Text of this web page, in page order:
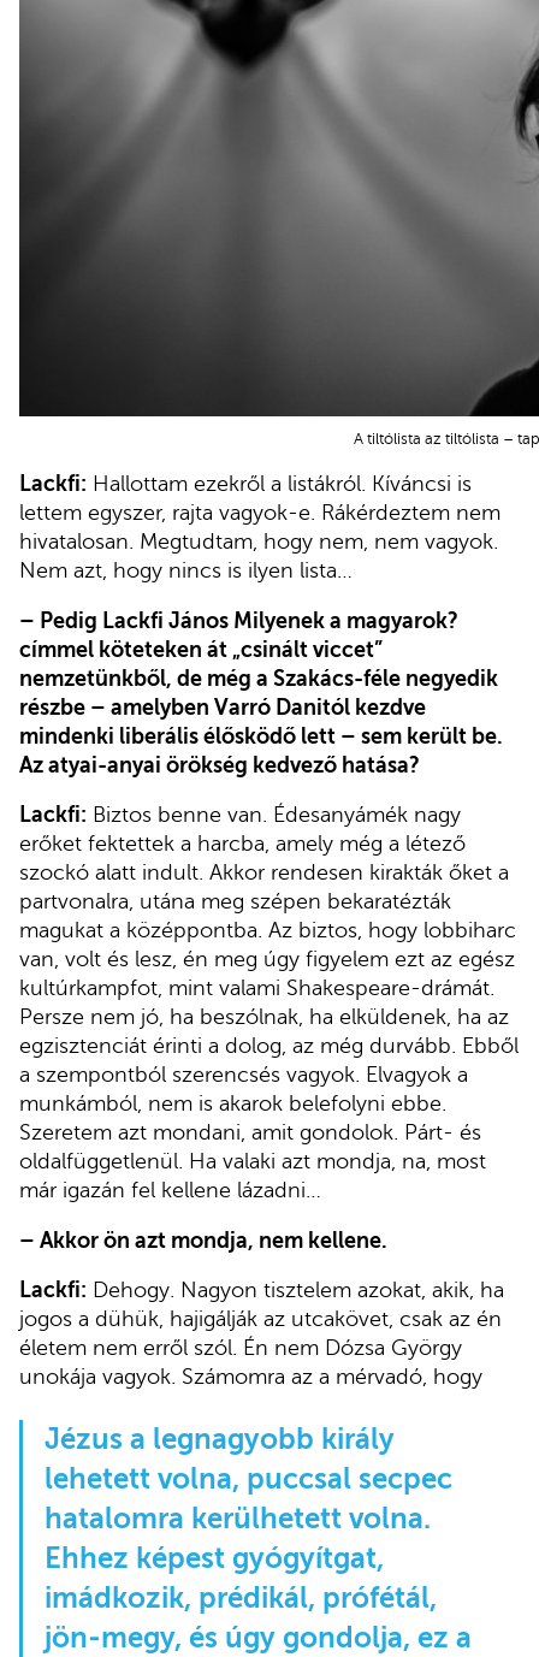
A tiltólista az tiltólista –
Lackfi: Hallottam ezekről a listákról. Kíváncsi is
lettem egyszer, rajta vagyok-e. Rákérdeztem nem
hivatalosan. Megtudtam, hogy nem, nem vagyok.
Nem azt, hogy nincs is ilyen lista…
– Pedig Lackfi János Milyenek a magyarok?
címmel köteteken át „csinált viccet”
nemzetünkből, de még a Szakács-féle negyedik
részbe – amelyben Varró Danitól kezdve
mindenki liberális élősködő lett – sem került be.
Az atyai-anyai örökség kedvező hatása?
Lackfi: Biztos benne van. Édesanyámék nagy
erőket fektettek a harcba, amely még a létező
szockó alatt indult. Akkor rendesen kirakták őket a
partvonalra, utána meg szépen bekaratézták
magukat a középpontba. Az biztos, hogy lobbiharc
van, volt és lesz, én meg úgy figyelem ezt az egész
kultúrkampfot, mint valami Shakespeare-drámát.
Persze nem jó, ha beszólnak, ha elküldenek, ha az
egzisztenciát érinti a dolog, az még durvább. Ebből
a szempontból szerencsés vagyok. Elvagyok a
munkámból, nem is akarok belefolyni ebbe.
Szeretem azt mondani, amit gondolok. Párt- és
oldalfüggetlenül. Ha valaki azt mondja, na, most
már igazán fel kellene lázadni…
– Akkor ön azt mondja, nem kellene.
Lackfi: Dehogy. Nagyon tisztelem azokat, akik, ha
jogos a dühük, hajigálják az utcakövet, csak az én
életem nem erről szól. Én nem Dózsa György
unokája vagyok. Számomra az a mérvadó, hogy
Jézus a legnagyobb király
lehetett volna, puccsal secpec
hatalomra kerülhetett volna.
Ehhez képest gyógyítgat,
imádkozik, prédikál, prófétál,
jön-megy, és úgy gondolja, ez a